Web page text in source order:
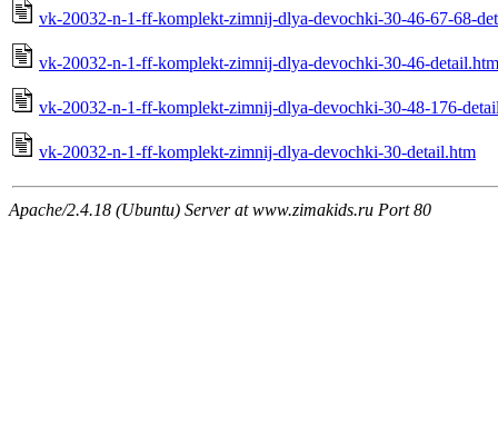
vk-20032-n-1-ff-komplekt-zimnij-dlya-devochki-30-46-67-68-
vk-20032-n-1-ff-komplekt-zimnij-dlya-devochki-30-46-detail.htm
vk-20032-n-1-ff-komplekt-zimnij-dlya-devochki-30-48-176-
vk-20032-n-1-ff-komplekt-zimnij-dlya-devochki-30-detail.htm
Apache/2.4.18 (Ubuntu) Server at www.zimakids.ru Port 80